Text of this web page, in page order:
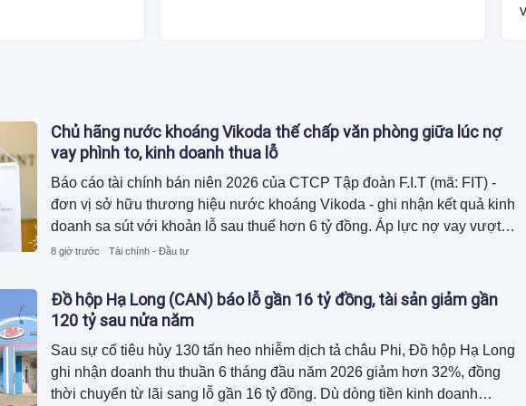
Chủ hãng nước khoáng Vikoda thế chấp văn phòng giữa lúc nợ
vay phình to, kinh doanh thua lỗ
Báo cáo tài chính bán niên 2026 của CTCP Tập đoàn F.I.T (mã: FIT) -
đơn vị sở hữu thương hiệu nước khoáng Vikoda - ghi nhận kết quả kinh
doanh sa sút với khoản lỗ sau thuế hơn 6 tỷ đồng. Áp lực nợ vay vượt
2.600 tỷ đồng cùng dòng tiền kinh doanh âm nặng buộc doanh nghiệp
khoản vay của công ty con.
8 giờ trước Tài chính - Đầu tư
Đồ hộp Hạ Long (CAN) báo lỗ gần 16 tỷ đồng, tài sản giảm gần
120 tỷ sau nửa năm
Sau sự cố tiêu hủy 130 tấn heo nhiễm dịch tả châu Phi, Đồ hộp Hạ Long
ghi nhận doanh thu thuần 6 tháng đầu năm 2026 giảm hơn 32%, đồng
thời chuyển từ lãi sang lỗ gần 16 tỷ đồng. Dù dòng tiền kinh doanh